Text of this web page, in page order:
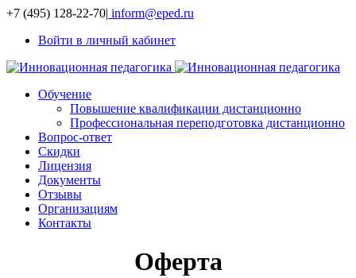
+7 (495) 128-22-70| inform@eped.ru
Войти в личный кабинет
Обучение
Повышение квалификации дистанционно
Профессиональная переподготовка дистанционно
Вопрос-ответ
Скидки
Лицензия
Документы
Отзывы
Организациям
Контакты
Оферта